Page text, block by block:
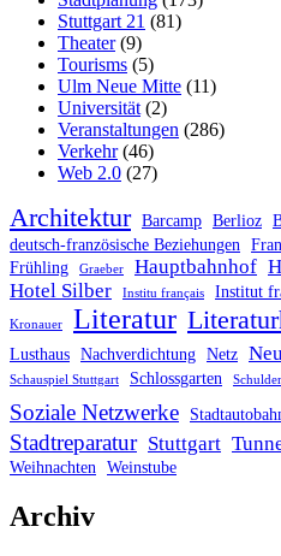
Stuttgart 21 (81)
Theater(9)
Tourisms (5)
Ulm Neue Mitte (11)
Universität (2)
Veranstaltungen (286)
Verkehr(46)
Web 2.0 (27)
Architektur Barcamp Berlioz
deutsch-französische Beziehungen
Frühling Graeber Hauptbahnhof
Hotel Silber Institu français Institut
Kronauer Literatur
Lusthaus Nachverdichtung Netz
Schauspiel Stuttgart Schlossgarten
Soziale Netzwerke
Stadtreparatur Stuttgart
Weihnachten Weinstube
Archiv